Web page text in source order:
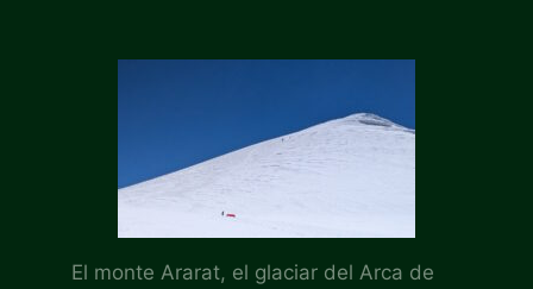
El monte Ararat, el glaciar del Arca de